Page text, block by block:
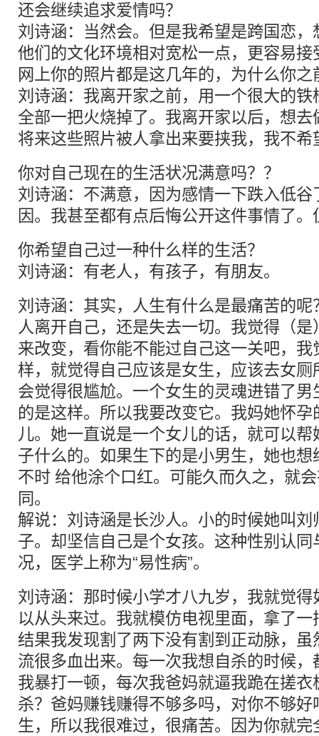
还会继续追求爱情吗？
刘诗涵：当然会。但是我希望是跨国恋
他们的文化环境相对宽松一点，更容易接
网上你的照片都是这几年的，为什么你
刘诗涵：我离开家之前，用一个很大的
全部一把火烧掉了。我离开家以后，想
将来这些照片被人拿出来要挟我，我不
你对自己现在的生活状况满意吗？？
刘诗涵：不满意，因为感情一下跌入低
因。我甚至都有点后悔公开这件事情了
你希望自己过一种什么样的生活？
刘诗涵：有老人，有孩子，有朋友。
刘诗涵：其实，人生有什么是最痛苦的
人离开自己，还是失去一切。我觉得（
来改变，看你能不能过自己这一关吧，
样，就觉得自己应该是女生，应该去女
会觉得很尴尬。一个女生的灵魂进错了
的是这样。所以我要改变它。我妈她怀
儿。她一直说是一个女儿的话，就可以
子什么的。如果生下的是小男生，她也
不时 给他涂个口红。可能久而久之，就
同。
解说：刘诗涵是长沙人。小的时候她叫
子。却坚信自己是个女孩。这种性别认
况，医学上称为“易性病”。
刘诗涵：那时候小学才八九岁，我就觉
以从头来过。我就模仿电视里面，拿了
结果我发现割了两下没有割到正动脉，
流很多血出来。每一次我想自杀的时候
我暴打一顿，每次我爸妈就逼我跪在搓衣
杀？爸妈赚钱赚得不够多吗，对你不够好
生，所以我很难过，很痛苦。因为你就